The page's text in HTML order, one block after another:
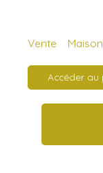
Vente
Accéder au